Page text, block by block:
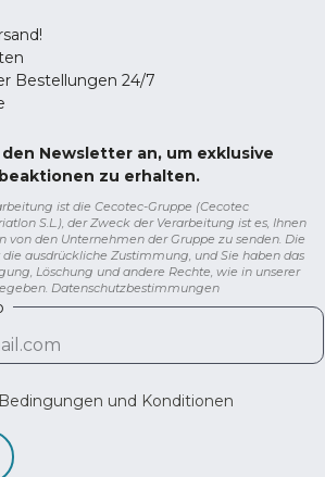
Bestellungen 24/7
Newsletter an, um exklusive
zu erhalten.
ist die Cecotec-Gruppe (Cecotec
S.L.), der Zweck der Verarbeitung ist es, Ihnen
den Unternehmen der Gruppe zu senden. Die
ausdrückliche Zustimmung, und Sie haben das
Löschung und andere Rechte, wie in unserer
Datenschutzbestimmungen
Bedingungen und Konditionen